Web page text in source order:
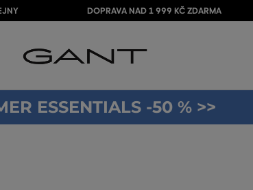
DOPRAVA NAD 1 999 KČ ZDARMA
ESSENTIALS -50 % >>